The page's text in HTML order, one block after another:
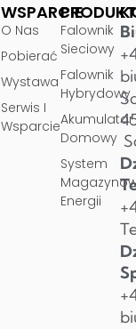
PRODUKT
Falownik
Sieciowy
Falownik
Hybrydowy
Akumulator
Domowy
System
Energii
WSPARCIE
O Nas
Pobierać
Wystawa
Serwis I
Wsparcie